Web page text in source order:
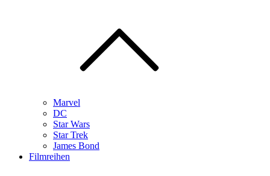
Marvel
DC
Star Wars
Star Trek
James Bond
Filmreihen